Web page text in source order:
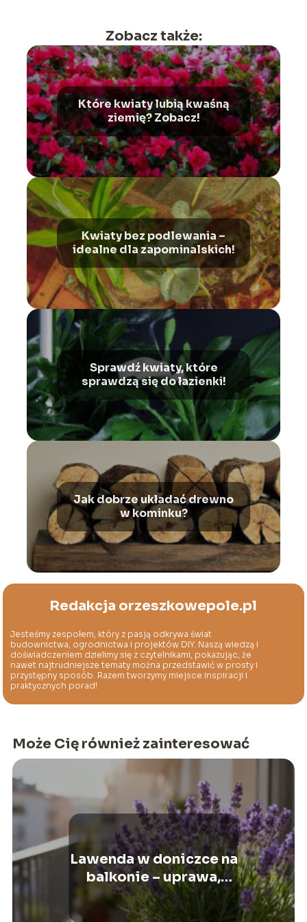
Zobacz także:
Które kwiaty lubią kwaśną
ziemię? Zobacz!
Kwiaty bez podlewania –
idealne dla zapominalskich!
Sprawdź kwiaty, które
sprawdzą się do łazienki!
Jak dobrze układać drewno
w kominku?
Redakcja orzeszkowepole.pl
Jesteśmy zespołem, który z pasją odkrywa świat
budownictwa, ogrodnictwa i projektów DIY. Naszą wiedzą i
doświadczeniem dzielimy się z czytelnikami, pokazując, że
nawet najtrudniejsze tematy można przedstawić w prosty i
przystępny sposób. Razem tworzymy miejsce inspiracji i
praktycznych porad!
Może Cię również zainteresować
Lawenda w doniczce na
balkonie – uprawa,
pielęgnacja,
podlewanie